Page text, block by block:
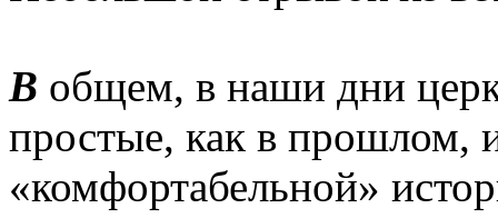
В общем, в наши дни
простые, как в прошлом,
«комфортабельной»